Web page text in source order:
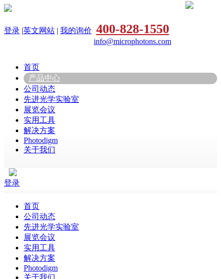
登录 |英文网站 | 我的询价 400-828-1550
info@microphotons.com
首页
产品中心
公司动态
先进光学实验室
展览会议
实用工具
解决方案
Photodigm
关于我们
登录
首页
公司动态
先进光学实验室
展览会议
实用工具
解决方案
Photodigm
关于我们